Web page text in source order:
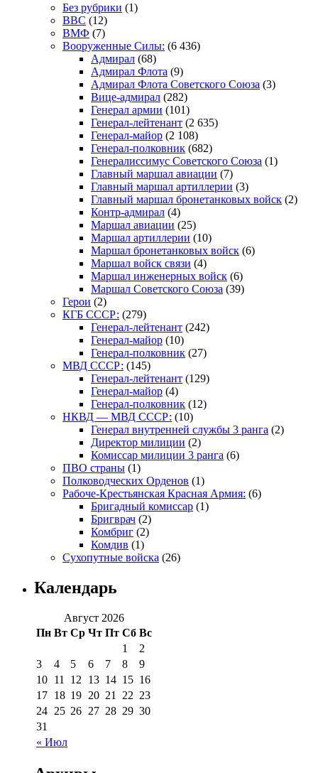
Без рубрики (1)
ВВС (12)
ВМФ (7)
Вооруженные Силы: (6 436)
Адмирал (68)
Адмирал Флота (9)
Адмирал Флота Советского Союза (3)
Вице-адмирал (282)
Генерал армии (101)
Генерал-лейтенант (2 635)
Генерал-майор (2 108)
Генерал-полковник (682)
Генералиссимус Советского Союза (1)
Главный маршал авиации (7)
Главный маршал артиллерии (3)
Главный маршал бронетанковых войск (2)
Контр-адмирал (4)
Маршал авиации (25)
Маршал артиллерии (10)
Маршал бронетанковых войск (6)
Маршал войск связи (4)
Маршал инженерных войск (6)
Маршал Советского Союза (39)
Герои (2)
КГБ СССР: (279)
Генерал-лейтенант (242)
Генерал-майор (10)
Генерал-полковник (27)
МВД СССР: (145)
Генерал-лейтенант (129)
Генерал-майор (4)
Генерал-полковник (12)
НКВД — МВД СССР: (10)
Генерал внутренней службы 3 ранга (2)
Директор милиции (2)
Комиссар милиции 3 ранга (6)
ПВО страны (1)
Полководческих Орденов (1)
Рабоче-Крестьянская Красная Армия: (6)
Бригадный комиссар (1)
Бригврач (2)
Комбриг (2)
Комдив (1)
Сухопутные войска (26)
Календарь
Август 2026
Пн Вт Ср Чт Пт Сб Вс
« Июл
1
2
3
4 5 6 7 8
9
10 11 12 13 14 15 16
17 18 19 20 21 22 23
24 25 26 27 28 29 30
31